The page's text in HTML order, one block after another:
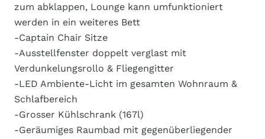
zum abklappen, Lounge kann umfunktioniert
werden in ein weiteres Bett
-Captain Chair Sitze
-Ausstellfenster doppelt verglast mit
Verdunkelungsrollo & Fliegengitter
-LED Ambiente-Licht im gesamten Wohnraum &
Schlafbereich
-Grosser Kühlschrank (167l)
-Geräumiges Raumbad mit gegenüberliegender